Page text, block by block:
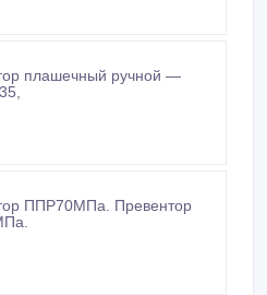
плашечный ручной —
ППР70МПа. Превентор